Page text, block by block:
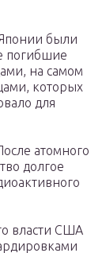
были
погибшие
на самом
которых
для
атомного
долгое
власти США